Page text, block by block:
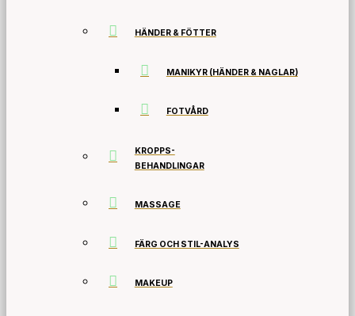
HÄNDER & FÖTTER
MANIKYR (HÄNDER & NAGLAR)
FOTVÅRD
KROPPS-
BEHANDLINGAR
MASSAGE
FÄRG OCH STIL-ANALYS
MAKEUP